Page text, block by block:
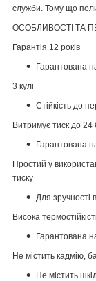
служби. Тому що
ОСОБЛИВОСТІ ТА
Гарантія 12 років
Гарантована
3 кулі
Стійкість до
Витримує тиск до 24
Гарантована
Простий у
тиску
Для зручності
Висока
Гарантована
Не містить кадмію,
Не містить